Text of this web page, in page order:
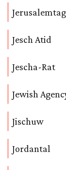
Jerusalemtag
Jesch Atid
Jescha-Rat
Jewish
Jischuw
Jordantal